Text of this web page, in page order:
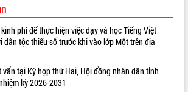
phí để thực hiện việc dạy và học Tiếng Việt
dân tộc thiểu số trước khi vào lớp Một trên địa
vấn tại Kỳ họp thứ Hai, Hội đồng nhân dân tỉnh
kỳ 2026-2031